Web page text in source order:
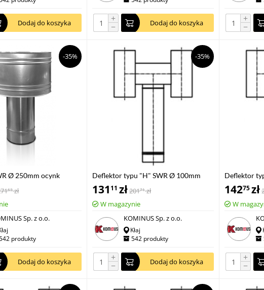
Dodaj do koszyka +
− Dodaj do koszyka +
−
-35%
Ø 250mm ocynk
63 zł
Sp. z o.o.
produkty
Dodaj do koszyka
-35%
Deflektor typu "H" SWR Ø 100mm
ocynk
131 11 zł20171 zł
W magazynie
KOMINUS Sp. z o.o.
Kłaj
542 produkty
+
− Dodaj do koszyka
Deflektor
ocynk
14275zł
W
+
−